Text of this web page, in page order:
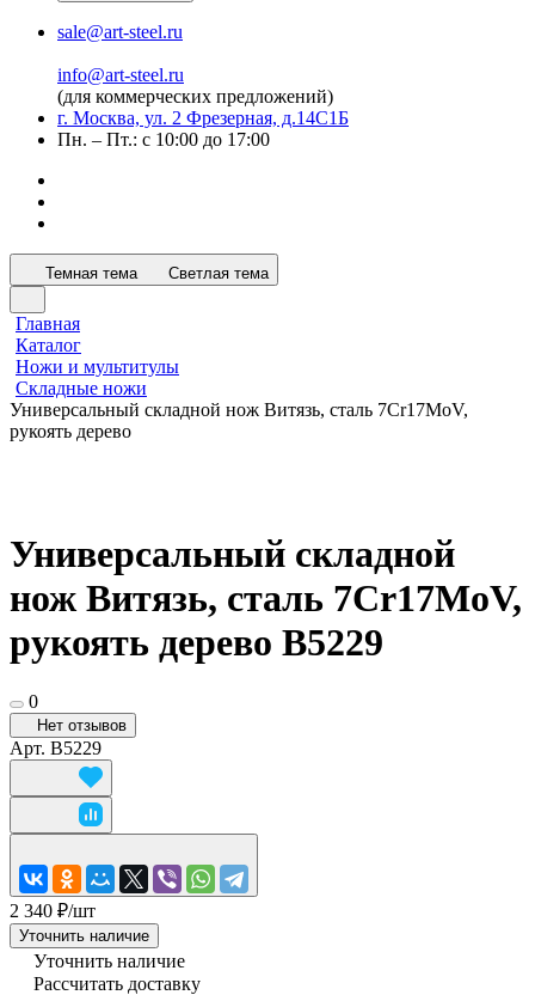
sale@art-steel.ru
info@art-steel.ru
(для коммерческих предложений)
г. Москва, ул. 2 Фрезерная, д.14С1Б
Пн. – Пт.: с 10:00 до 17:00
Темная тема Светлая тема
Главная
Каталог
Ножи и мультитулы
Складные ножи
Универсальный складной нож Витязь, сталь 7Cr17MoV,
рукоять дерево
Универсальный складной
нож Витязь, сталь 7Cr17MoV,
рукоять дерево B5229
0
Нет отзывов
Арт. B5229
2 340 ₽/шт
Уточнить наличие
Уточнить наличие
Рассчитать доставку